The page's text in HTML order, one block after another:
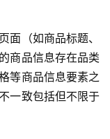
面（如商品标题、
商品信息存在品类
等商品信息要素之
一致包括但不限于